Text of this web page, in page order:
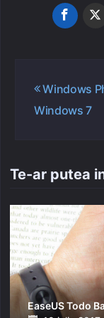
Navigare
articole
Windows
Windows 7
Te-ar putea
EaseUS Todo